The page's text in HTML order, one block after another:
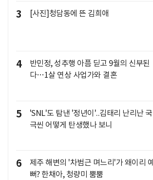
3 [사진]청담동에 뜬 김희애
4
반민정, 성추행 아픔 딛고 9월의 신부된
다…1살 연상 사업가와 결혼
5
'SNL'도 탐낸 '정년이'..김태리 난리난 국
극씬 어떻게 탄생했나 보니
6
제주 해변의 '차범근 며느리'가 왜이리 예
뻐? 한채아, 청량미 뿜뿜